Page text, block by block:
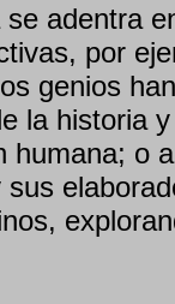
adentra
por
genios
la historia
humana; o